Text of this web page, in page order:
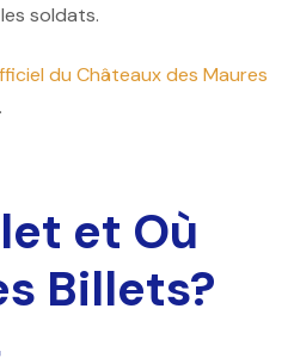
soldats.
du Châteaux des Maures
et Où
Billets?